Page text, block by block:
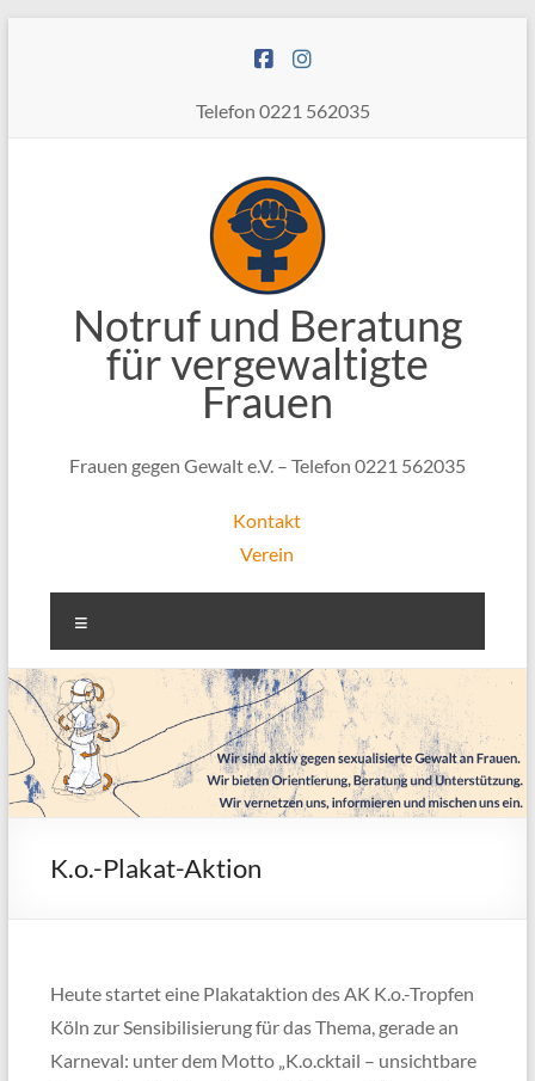
Telefon 0221 562035
Notruf und Beratung
für vergewaltigte
Frauen
Frauen gegen Gewalt e.V. – Telefon 0221 562035
Kontakt
Verein
K.o.-Plakat-Aktion
Heute startet eine Plakataktion des AK K.o.-Tropfen
Köln zur Sensibilisierung für das Thema, gerade an
Karneval: unter dem Motto „K.o.cktail – unsichtbare